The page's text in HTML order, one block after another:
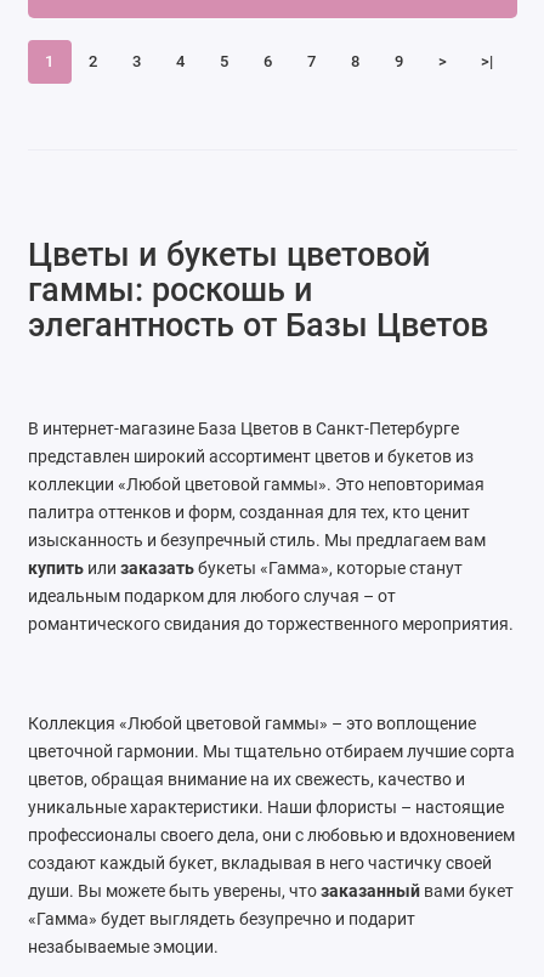
1 2 3 4 5 6 7 8 9 > >|
Цветы и букеты цветовой
гаммы: роскошь и
элегантность от Базы Цветов
В интернет-магазине База Цветов в Санкт-Петербурге
представлен широкий ассортимент цветов и букетов из
коллекции «Любой цветовой гаммы». Это неповторимая
палитра оттенков и форм, созданная для тех, кто ценит
изысканность и безупречный стиль. Мы предлагаем вам
купитьили заказатьбукеты «Гамма», которые станут
идеальным подарком для любого случая – от
романтического свидания до торжественного мероприятия.
Коллекция «Любой цветовой гаммы» – это воплощение
цветочной гармонии. Мы тщательно отбираем лучшие сорта
цветов, обращая внимание на их свежесть, качество и
уникальные характеристики. Наши флористы – настоящие
профессионалы своего дела, они с любовью и вдохновением
создают каждый букет, вкладывая в него частичку своей
души. Вы можете быть уверены, чтозаказанныйвами букет
«Гамма» будет выглядеть безупречно и подарит
незабываемые эмоции.